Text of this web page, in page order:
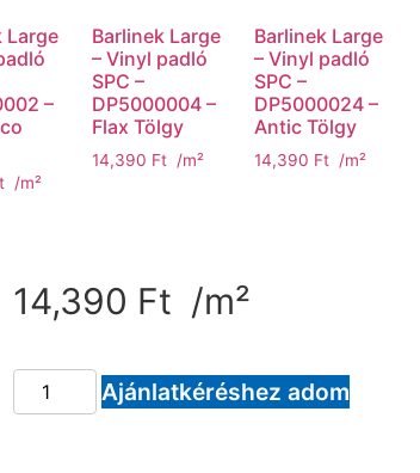
Large
–
/m²
Barlinek Large
– Vinyl padló
SPC –
DP5000004 –
Flax Tölgy
14,390 Ft /m²
Barlinek Large
– Vinyl padló
SPC –
DP5000024 –
Antic Tölgy
14,390 Ft /m²
14,390 Ft /m²
Ajánlatkéréshez adom